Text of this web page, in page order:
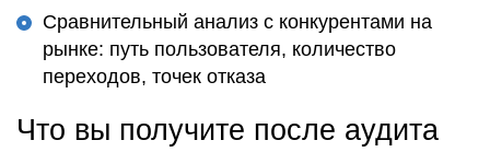
Сравнительный анализ с конкурентами на
рынке: путь пользователя, количество
переходов, точек отказа
Что вы получите после аудита